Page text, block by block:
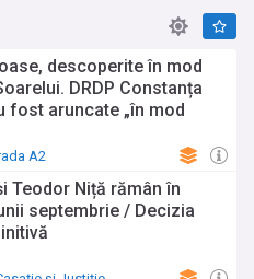
descoperite în mod
DRDP Constanța
fost aruncate „în mod
A2
Teodor Niță rămân în
septembrie / Decizia